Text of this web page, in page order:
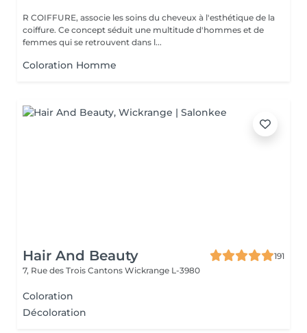
R COIFFURE, associe les soins du cheveux à l'esthétique de la
coiffure. Ce concept séduit une multitude d'hommes et de
femmes qui se retrouvent dans l...
Coloration Homme
Hair And Beauty
191
7, Rue des Trois Cantons Wickrange L-3980
Coloration
Décoloration